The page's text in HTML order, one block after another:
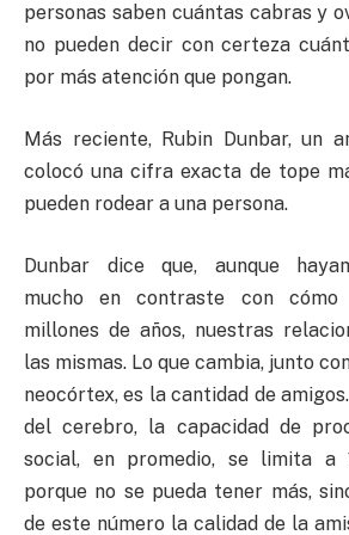
personas saben cuántas cabras y
no pueden decir con certeza
por más atención que pongan.
Más reciente, Rubin Dunbar, un
colocó una cifra exacta de tope
pueden rodear a una persona.
Dunbar dice que, aunque
mucho en contraste con cómo
millones de años, nuestras
las mismas. Lo que cambia, junto
neocórtex, es la cantidad de
del cerebro, la capacidad de
social, en promedio, se limita a
porque no se pueda tener más,
de este número la calidad de la